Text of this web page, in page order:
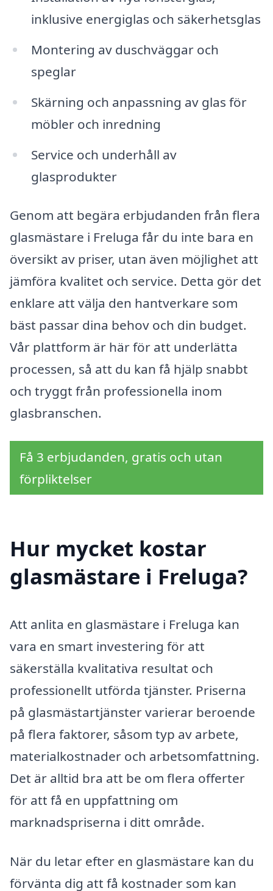
inklusive energiglas och säkerhetsglas
Montering av duschväggar och
speglar
Skärning och anpassning av glas för
möbler och inredning
Service och underhåll av
glasprodukter
Genom att begära erbjudanden från flera
glasmästare i Freluga får du inte bara en
översikt av priser, utan även möjlighet att
jämföra kvalitet och service. Detta gör det
enklare att välja den hantverkare som
bäst passar dina behov och din budget.
Vår plattform är här för att underlätta
processen, så att du kan få hjälp snabbt
och tryggt från professionella inom
glasbranschen.
Få 3 erbjudanden, gratis och utan
förpliktelser
Hur mycket kostar
glasmästare i Freluga?
Att anlita en glasmästare i Freluga kan
vara en smart investering för att
säkerställa kvalitativa resultat och
professionellt utförda tjänster. Priserna
på glasmästartjänster varierar beroende
på flera faktorer, såsom typ av arbete,
materialkostnader och arbetsomfattning.
Det är alltid bra att be om flera offerter
för att få en uppfattning om
marknadspriserna i ditt område.
När du letar efter en glasmästare kan du
förvänta dig att få kostnader som kan